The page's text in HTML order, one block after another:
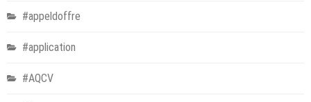
#appeldoffre
#application
#AQCV